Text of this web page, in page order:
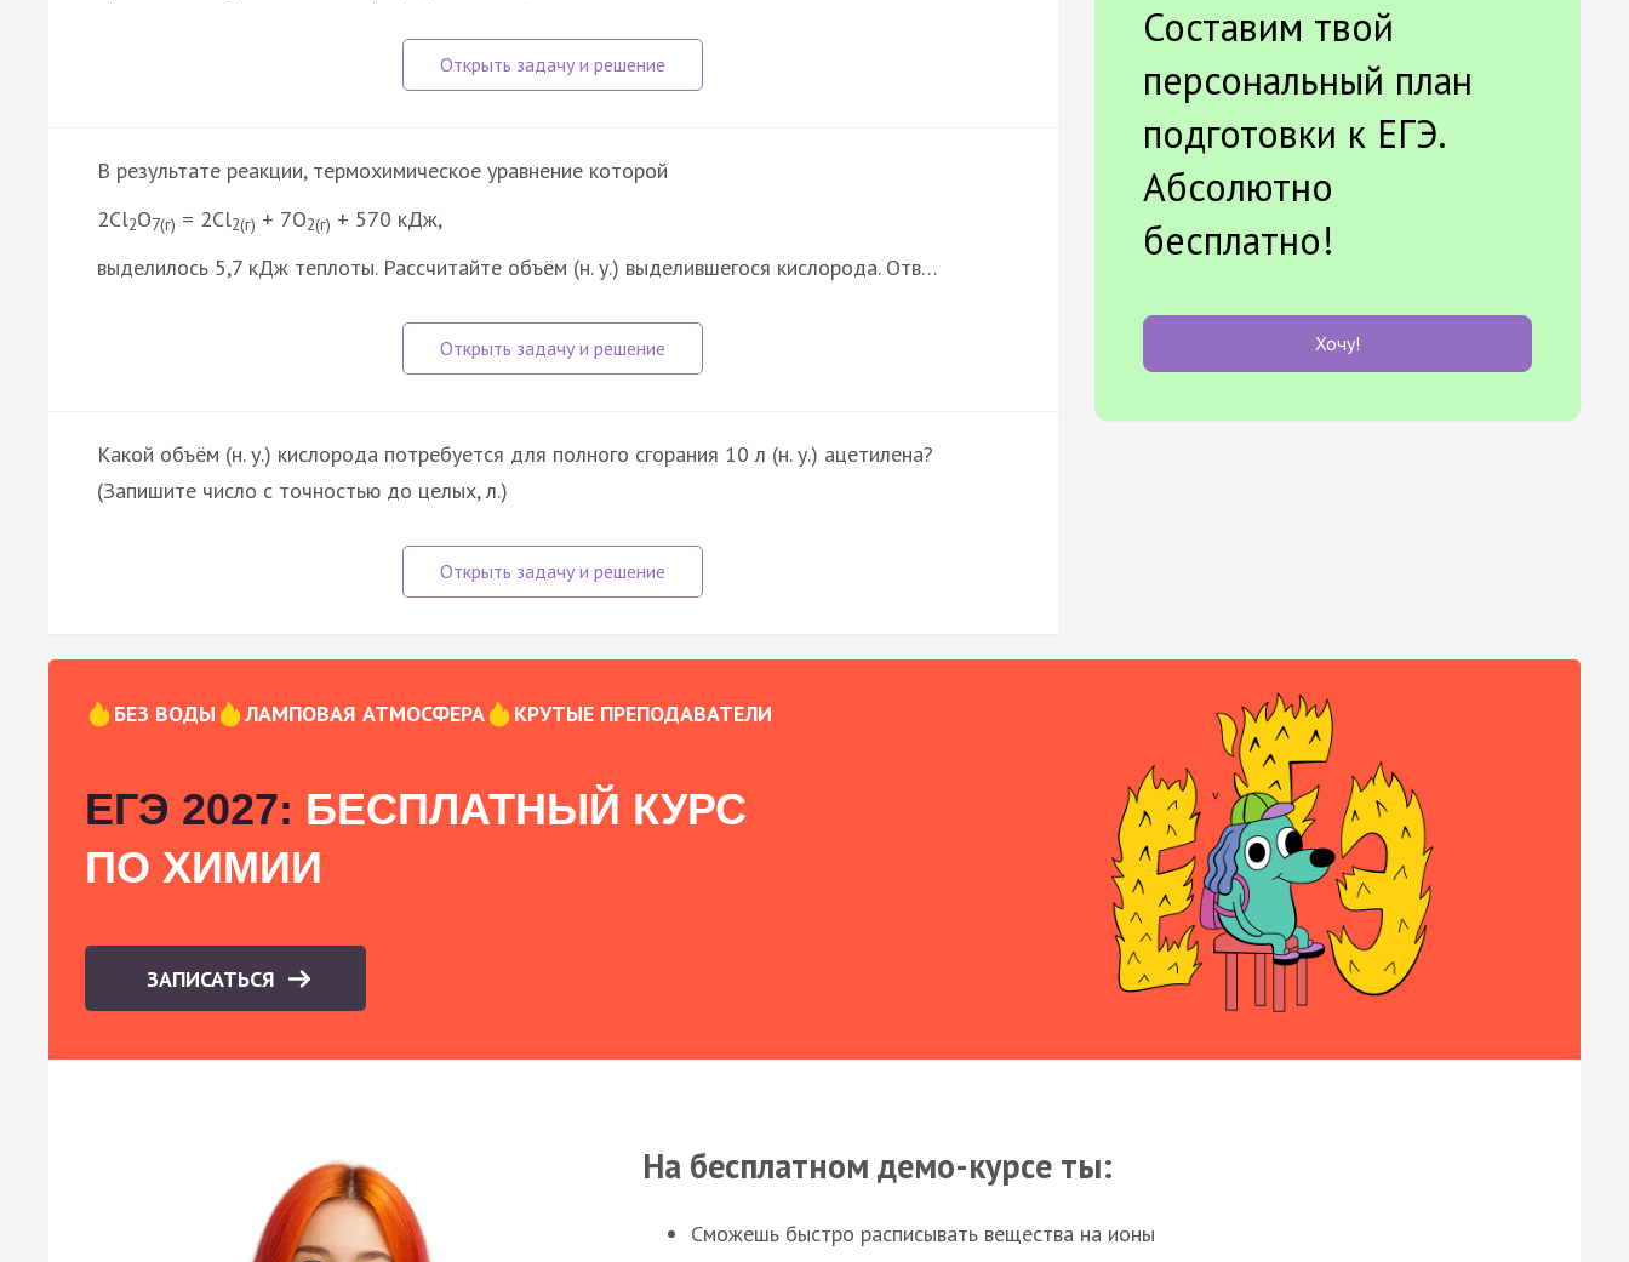
В результате реакции, термохимическое уравнение которой
2Cl2O7(г) = 2Cl2(г) + 7O2(г) + 570 кДж,
выделилось 5,7 кДж теплоты. Рассчитайте объём (н. у.) выделившегося кислорода. Отв…
Какой объём (н. у.) кислорода потребуется для полного сгорания 10 л (н. у.) ацетилена?
(Запишите число с точностью до целых, л.)
Составим твой
персональный план
подготовки к ЕГЭ.
Абсолютно
бесплатно!
Хочу!
БЕЗ ВОДЫ ЛАМПОВАЯ АТМОСФЕРА КРУТЫЕ ПРЕПОДАВАТЕЛИ
ЕГЭ 2027: БЕСПЛАТНЫЙ КУРС
ПО ХИМИИ
ЗАПИСАТЬСЯ
На бесплатном демо-курсе ты:
Сможешь быстро расписывать вещества на ионы